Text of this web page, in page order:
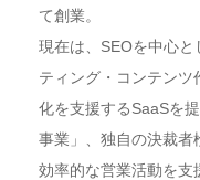
て創業。
現在は、SEOを中心
ティング・コンテンツ
化を支援するSaaSを
事業」、独自の決裁者
効率的な営業活動を支